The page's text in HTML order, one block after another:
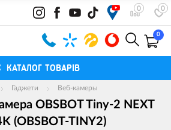
0 0
0
КАТАЛОГ ТОВАРІВ
Гаджети Веб-камеры
OBSBOT Tiny-2 NEXT
(OBSBOT-TINY2)